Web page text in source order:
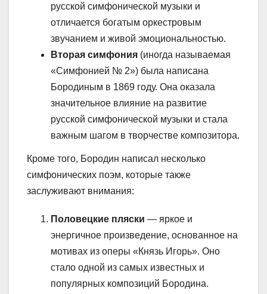
русской симфонической музыки и
отличается богатым оркестровым
звучанием и живой эмоциональностью.
Вторая симфония (иногда называемая
«Симфонией № 2») была написана
Бородиным в 1869 году. Она оказала
значительное влияние на развитие
русской симфонической музыки и стала
важным шагом в творчестве композитора.
Кроме того, Бородин написал несколько
симфонических поэм, которые также
заслуживают внимания:
Половецкие пляски — яркое и
энергичное произведение, основанное на
мотивах из оперы «Князь Игорь». Оно
стало одной из самых известных и
популярных композиций Бородина.